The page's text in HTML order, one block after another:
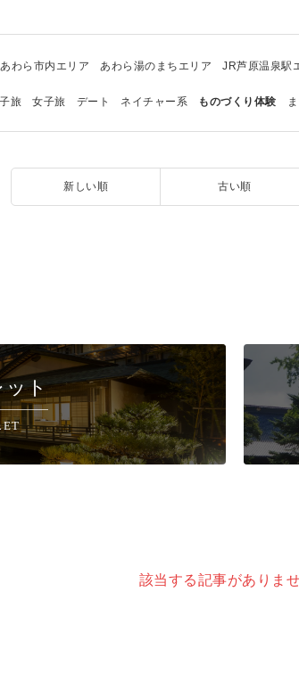
わら市内エリア あわら湯のまちエリア JR芦原温泉駅
旅 女子旅 デート ネイチャー系 ものづくり体験
新しい順 古い順
ット
該当する記事がありませ